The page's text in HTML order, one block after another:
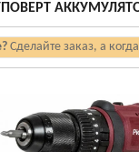
Сделайте заказ, а